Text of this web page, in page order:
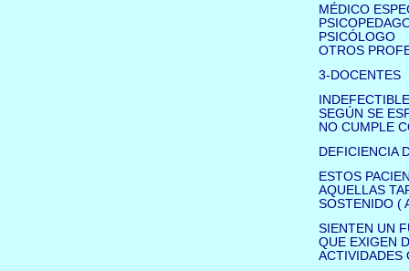
MÉDICO
PSICÓLOGO
OTROS
3-DOCENTES
SEGÚN SE
NO CUMPLE
DEFICIENCIA
ESTOS
AQUELLAS
SOSTENIDO (
SIENTEN UN
QUE EXIGEN
ACTIVIDADES